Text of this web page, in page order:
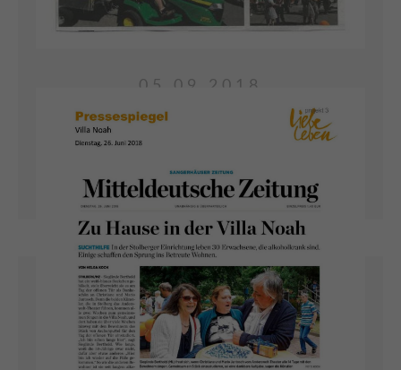
05.09.2018
20 JAHRE VILLA
KUNTERBUNT
Am 07.07.18 feierte die Villa Kunterbunt ihr
20-jähriges Jubiläum. Aus dem einstigen
Ferienlager Freiheit entwickelte sich seit 1998
eine wunderschöne Wohnanlage mit
Rundum-Betreuung für Menschen mit
geistiger Behinderung.